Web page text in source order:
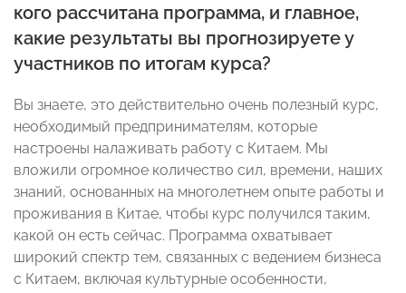
кого рассчитана программа, и главное,
какие результаты вы прогнозируете у
участников по итогам курса?
Вы знаете, это действительно очень полезный курс,
необходимый предпринимателям, которые
настроены налаживать работу с Китаем. Мы
вложили огромное количество сил, времени, наших
знаний, основанных на многолетнем опыте работы и
проживания в Китае, чтобы курс получился таким,
какой он есть сейчас. Программа охватывает
широкий спектр тем, связанных с ведением бизнеса
с Китаем, включая культурные особенности,